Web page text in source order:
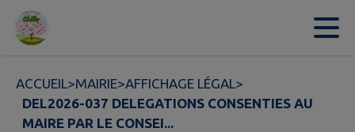
Contenu
ACCUEIL>MAIRIE>AFFICHAGE LÉGAL>
DEL2026-037 DELEGATIONS CONSENTIES AU
MAIRE PAR LE CONSEI...